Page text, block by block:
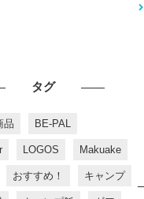
タグ
品 BE-PAL
LOGOS Makuake
おすすめ！ キャンプ